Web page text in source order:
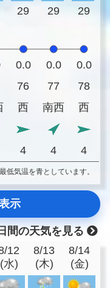
29 29 29
0.0 0.0
0.0
76 77
78
西 南西 西
4 4 4
気温を青としています。
示
間の天気を見る
12
(水)
8/13
(木)
8/14
(金)